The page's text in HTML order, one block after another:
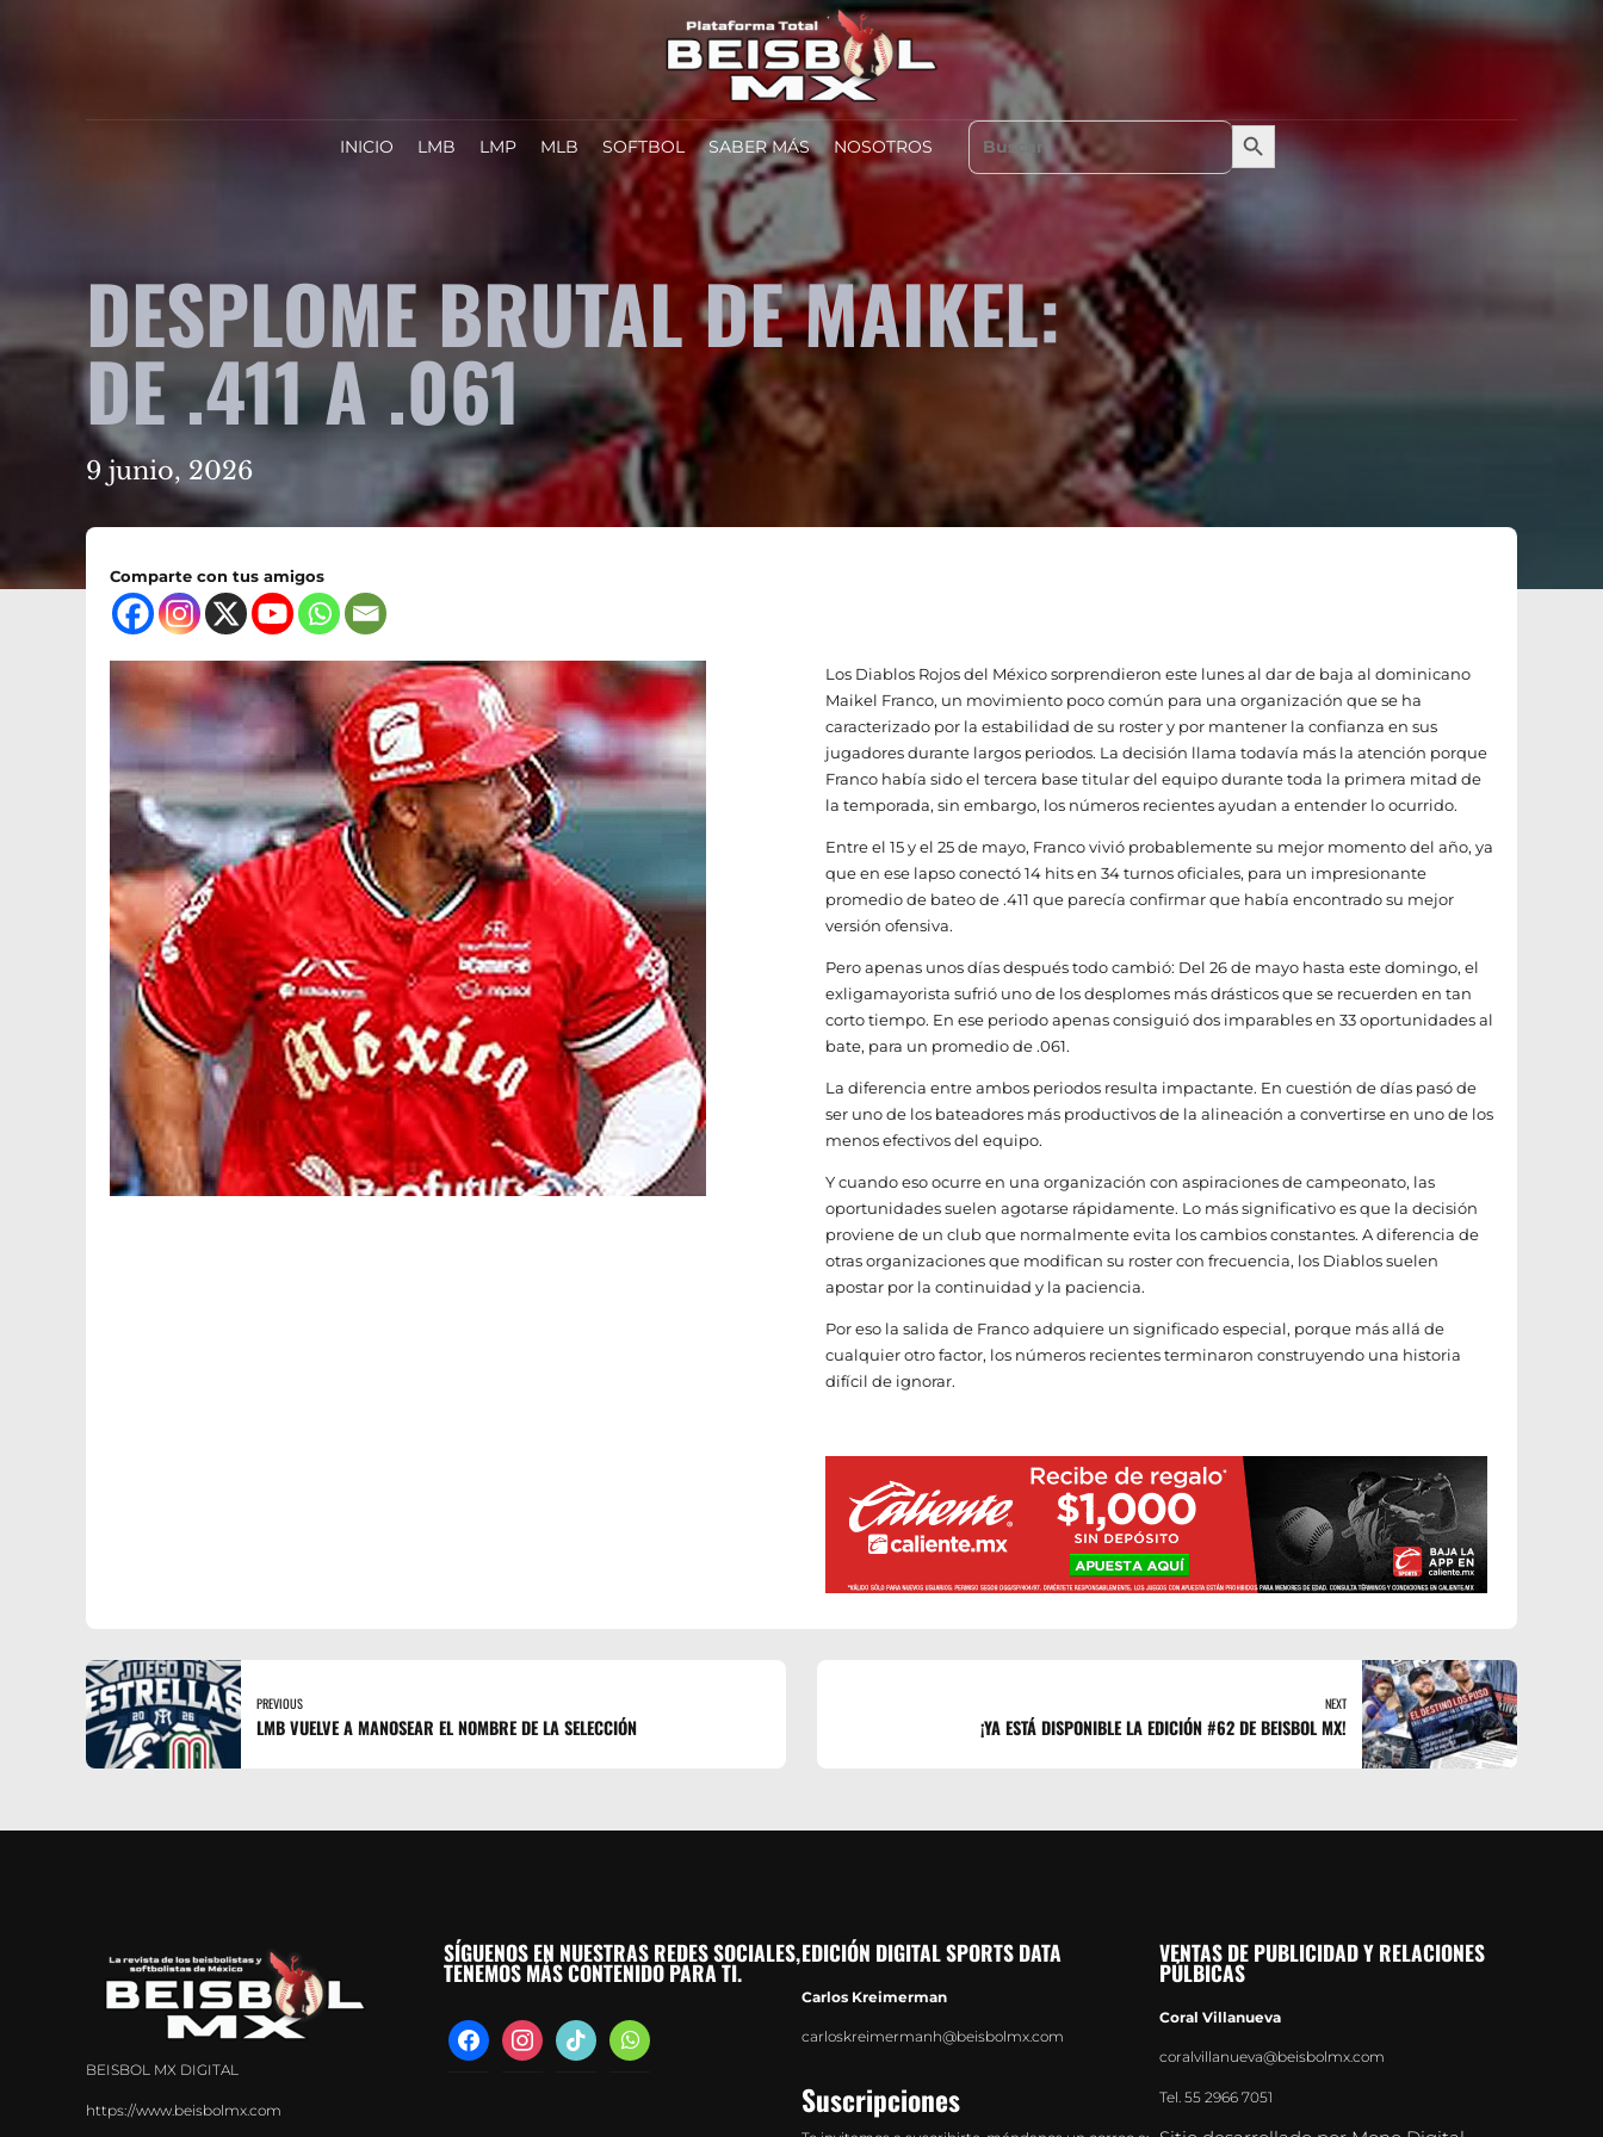
INICIO LMB LMP MLB SOFTBOL SABER MÁS NOSOTROS
Search
for:
Search Button
DESPLOME BRUTAL DE MAIKEL:
DE .411 A .061
9 junio, 2026
Comparte con tus amigos
Los Diablos Rojos del México sorprendieron este lunes al dar de baja al dominicano
Maikel Franco, un movimiento poco común para una organización que se ha
caracterizado por la estabilidad de su roster y por mantener la confianza en sus
jugadores durante largos periodos. La decisión llama todavía más la atención porque
Franco había sido el tercera base titular del equipo durante toda la primera mitad de
la temporada, sin embargo, los números recientes ayudan a entender lo ocurrido.
Entre el 15 y el 25 de mayo, Franco vivió probablemente su mejor momento del año, ya
que en ese lapso conectó 14 hits en 34 turnos oficiales, para un impresionante
promedio de bateo de .411 que parecía confirmar que había encontrado su mejor
versión ofensiva.
Pero apenas unos días después todo cambió: Del 26 de mayo hasta este domingo, el
exligamayorista sufrió uno de los desplomes más drásticos que se recuerden en tan
corto tiempo. En ese periodo apenas consiguió dos imparables en 33 oportunidades al
bate, para un promedio de .061.
La diferencia entre ambos periodos resulta impactante. En cuestión de días pasó de
ser uno de los bateadores más productivos de la alineación a convertirse en uno de los
menos efectivos del equipo.
Y cuando eso ocurre en una organización con aspiraciones de campeonato, las
oportunidades suelen agotarse rápidamente. Lo más significativo es que la decisión
proviene de un club que normalmente evita los cambios constantes. A diferencia de
otras organizaciones que modifican su roster con frecuencia, los Diablos suelen
apostar por la continuidad y la paciencia.
Por eso la salida de Franco adquiere un significado especial, porque más allá de
cualquier otro factor, los números recientes terminaron construyendo una historia
difícil de ignorar.
PREVIOUS
LMB VUELVE A MANOSEAR EL NOMBRE DE LA SELECCIÓN
NEXT
¡YA ESTÁ DISPONIBLE LA EDICIÓN #62 DE BEISBOL MX!
BEISBOL MX DIGITAL
https://www.beisbolmx.com
SÍGUENOS EN NUESTRAS REDES SOCIALES,
TENEMOS MÁS CONTENIDO PARA TI.
facebookinstagramtiktok whatsapp
EDICIÓN DIGITAL SPORTS DATA
Carlos Kreimerman
carloskreimermanh@beisbolmx.com
Suscripciones
VENTAS DE PUBLICIDAD Y RELACIONES
PÚLBICAS
Coral Villanueva
coralvillanueva@beisbolmx.com
Tel. 55 2966 7051